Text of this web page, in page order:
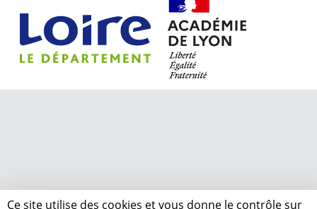
Ce site utilise des cookies et vous donne le contrôle sur